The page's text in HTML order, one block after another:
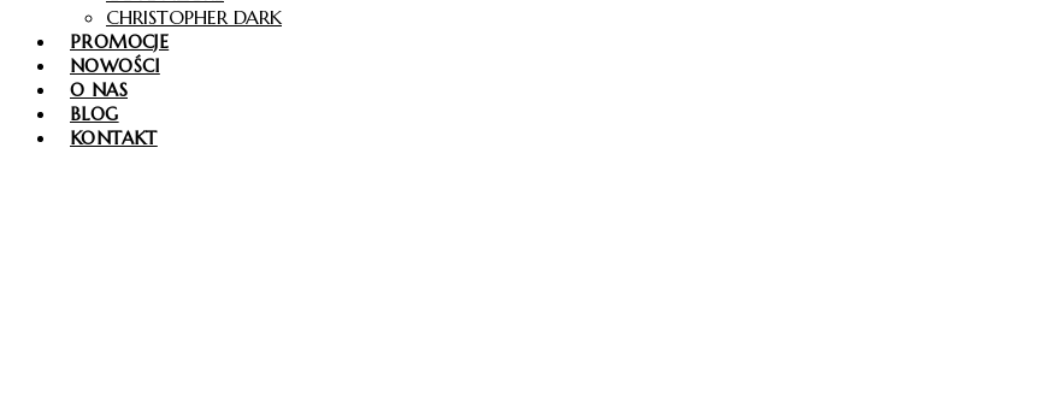
CHRISTOPHER DARK
PROMOCJE
NOWOŚCI
O NAS
BLOG
KONTAKT